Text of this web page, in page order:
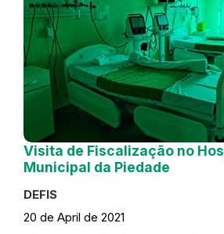
Visita de Fiscalização no
Municipal da Piedade
DEFIS
20 de April de 2021